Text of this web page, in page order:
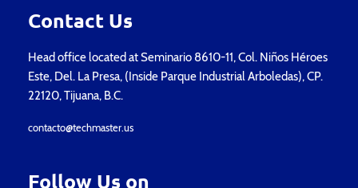
Contact Us
Head office located at Seminario 8610-11, Col. Niños Héroes
Este, Del. La Presa, (Inside Parque Industrial Arboledas), CP.
22120, Tijuana, B.C.
contacto@techmaster.us
Follow Us on